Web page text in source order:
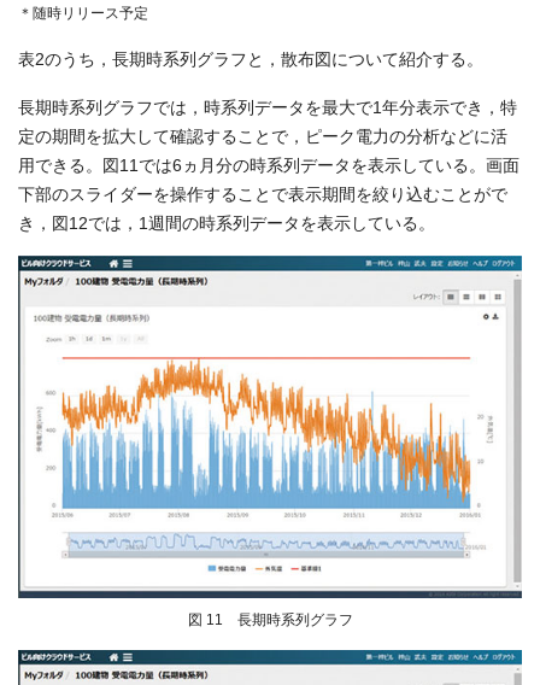
＊随時リリース予定
表2のうち，長期時系列グラフと，散布図について紹介する。
長期時系列グラフでは，時系列データを最大で1年分表示でき，特
定の期間を拡大して確認することで，ピーク電力の分析などに活
用できる。図11では6ヵ月分の時系列データを表示している。画面
下部のスライダーを操作することで表示期間を絞り込むことがで
き，図12では，1週間の時系列データを表示している。
図 11 長期時系列グラフ